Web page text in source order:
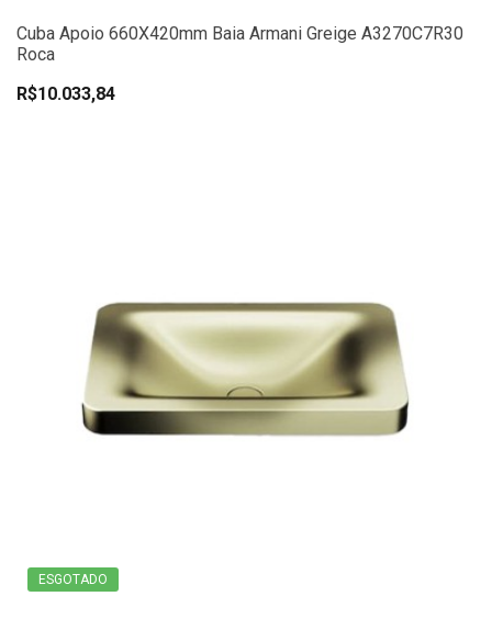
Cuba Apoio 660X420mm Baia Armani Greige A3270C7R30
Roca
R$10.033,84
ESGOTADO